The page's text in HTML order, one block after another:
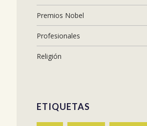
Premios Nobel
Profesionales
Religión
ETIQUETAS